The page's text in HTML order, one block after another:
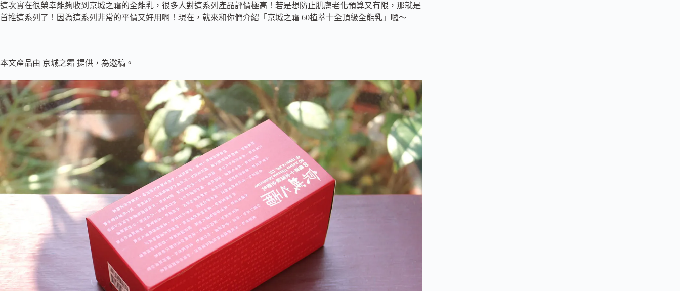
這次實在很榮幸能夠收到京城之霜的全能乳，很多人對這系列產品評價極高！若是想防止肌膚老化預算又有限，那就是
首推這系列了！因為這系列非常的平價又好用啊！現在，就來和你們介紹「京城之霜 60植萃十全頂級全能乳」囉～
本文產品由 京城之霜 提供，為邀稿。